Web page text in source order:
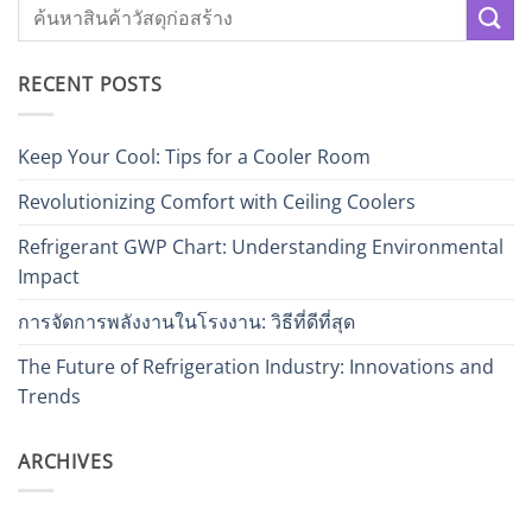
RECENT POSTS
Keep Your Cool: Tips for a Cooler Room
Revolutionizing Comfort with Ceiling Coolers
Refrigerant GWP Chart: Understanding Environmental
Impact
การจัดการพลังงานในโรงงาน: วิธีที่ดีที่สุด
The Future of Refrigeration Industry: Innovations and
Trends
ARCHIVES